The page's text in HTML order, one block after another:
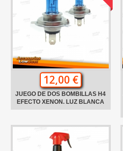
12,00 €
JUEGO DE DOS BOMBILLAS H4
EFECTO XENON. LUZ BLANCA